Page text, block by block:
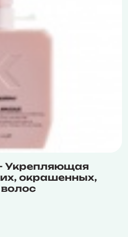
Укрепляющая
окрашенных,